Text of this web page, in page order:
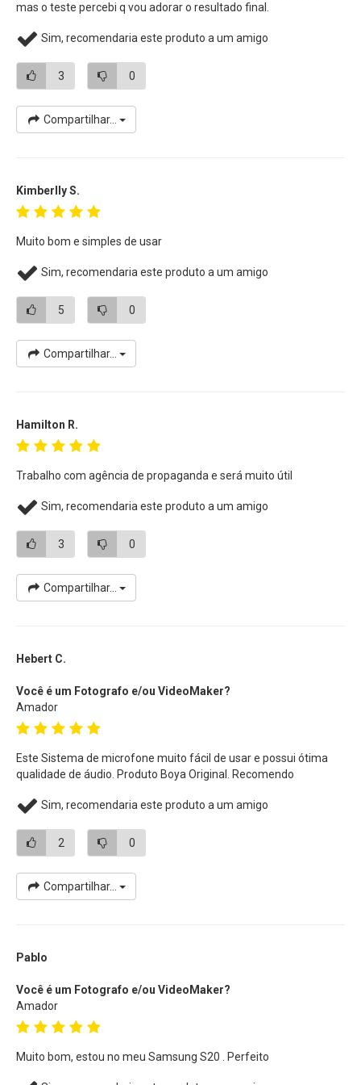
• Estojo de proteção e transporte incluído
AAA (não incluídas)
• Conector do Receptor Lightning com certificação Apple
• Frequência wireless de
até60m
mas o teste percebi q vou adorar o resultado final.
Sim, recomendaria este produto a um amigo
3 0
Compartilhar...
Kimberlly S.
Muito bom e simples de usar
Sim, recomendaria este produto a um amigo
5 0
Compartilhar...
Hamilton R.
Trabalho com agência de propaganda e será muito útil
Sim, recomendaria este produto a um amigo
3 0
Compartilhar...
Hebert C.
Você é um Fotografo e/ou VideoMaker?
Amador
Este Sistema de microfone muito fácil de usar e possui ótima
qualidade de áudio. Produto Boya Original. Recomendo
Sim, recomendaria este produto a um amigo
2 0
Compartilhar...
Pablo
Você é um Fotografo e/ou VideoMaker?
Amador
Muito bom, estou no meu Samsung S20 . Perfeito